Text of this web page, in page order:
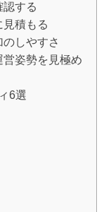
する
積もる
しやすさ
姿勢を見極め
6選